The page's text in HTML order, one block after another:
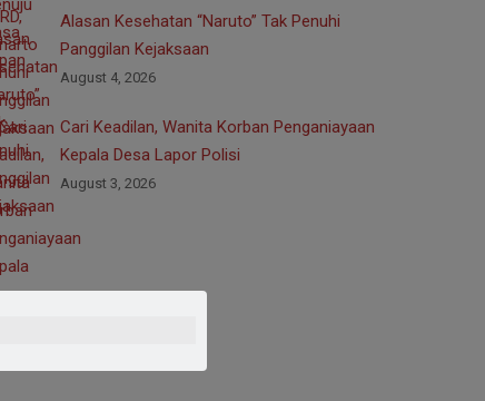
Alasan Kesehatan “Naruto” Tak Penuhi
Panggilan Kejaksaan
August 4, 2026
Cari Keadilan, Wanita Korban Penganiayaan
Kepala Desa Lapor Polisi
August 3, 2026